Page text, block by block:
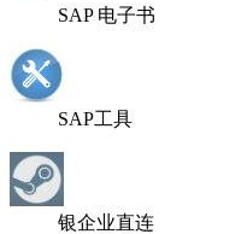
SAP 电子书
SAP工具
银企业直连